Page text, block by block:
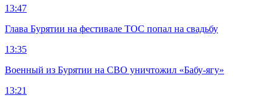
13:47
Глава Бурятии на фестивале ТОС попал на свадьбу
13:35
Военный из Бурятии на СВО уничтожил «Бабу-ягу»
13:21